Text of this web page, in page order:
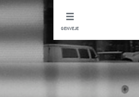
GENVEJE